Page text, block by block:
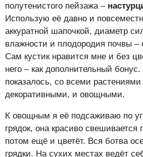
полутенистого пейзажа –
Использую её давно и
аккуратной шапочкой, диаметр
влажности и плодородия почвы –
Сам кустик нравится мне и без
него – как дополнительный
показалось, со всеми растениями
декоративными, и овощными.
К овощным я её подсаживаю по
грядок, она красиво
потом ещё и цветёт. Вся ботва
грядки. На сухих местах ведёт